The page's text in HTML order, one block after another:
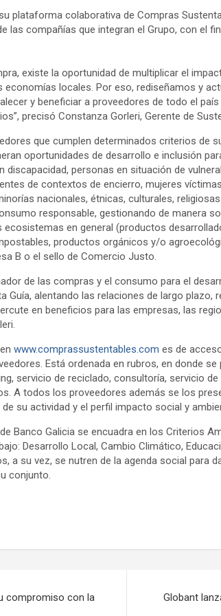
plataforma colaborativa de Compras
las compañías que integran el Grupo, con el
existe la oportunidad de multiplicar el
economías locales. Por eso, rediseñamos y
y beneficiar a proveedores de todo el
precisó Constanza Gorleri, Gerente de
que cumplen determinados criterios de
oportunidades de desarrollo e inclusión
discapacidad, personas en situación de
de contextos de encierro, mujeres
nacionales, étnicas, culturales,
responsable, gestionando de manera
en general (productos
productos orgánicos y/o
B o el sello de Comercio Justo.
de las compras y el consumo para el
Guía, alentando las relaciones de largo plazo,
en beneficios para las empresas, las
www.comprassustentables.com es de
Está ordenada en rubros, en donde
servicio de reciclado, consultoría, servicio
A todos los proveedores además se los
su actividad y el perfil impacto social y
Banco Galicia se encuadra en los Criterios
Desarrollo Local, Cambio Climático,
a su vez, se nutren de la agenda social para
conjunto.
compromiso con la
Globant